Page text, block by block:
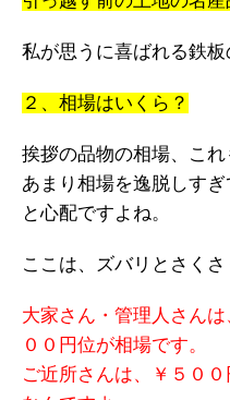
私が思うに喜ばれる鉄
２、相場はいくら？
挨拶の品物の相場、これ
あまり相場を逸脱しす
と心配ですよね。
ここは、ズバリとさくさ
大家さん・管理人さん
００円位が相場です。
ご近所さんは、￥５０